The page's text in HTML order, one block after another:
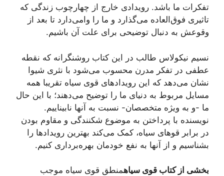
تفکرات ما باشد. رویدادی خارج از چهارچوب زندگی که
تاثیری فوق‌العاده می‌گذارد و ما را وامی‌دارد تا بعد از
وقوعش به دنبال توضیحی برای علت آن باشیم.
نسیم نیکولاس طالب در این کتاب روشنگرانه که نقطه
عطفی در تفکر مدرن محسوب می‌شود با نثری شیوا
نشان می‌دهد که این رویدادهای قوی سیاه تقریبا همه
مسایل مربوط به دنیای ما را توضیح می‌دهند؛ با این حال
ما -و به ویژه متخصصان- نسبت به آنها نابیناییم.
نویسنده با پرداختن به موضوع شکنندگی و مقاوم بودن
در برابر قوهای سیاه، کمک می‌کند بهترین رویدادها را
بشناسیم و از آنها به نفع خودمان بهره‌برداری کنیم.
بخشی از کتاب قوی سیاهمنطق قوی سیاه موجب